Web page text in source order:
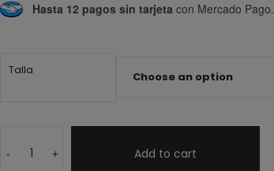
Hasta 12 pagos sin tarjeta con Mercado Pago.
Talla
- + Add to cart